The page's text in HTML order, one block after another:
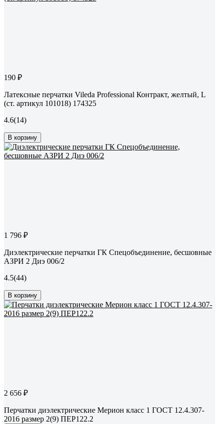
190 ₽
Латексные перчатки Vileda Professional Контракт, желтый, L
(ст. артикул 101018) 174325
4.6(14)
В корзину
1 796 ₽
Диэлектрические перчатки ГК Спецобъединение, бесшовные
АЗРИ 2 Диэ 006/2
4.5(44)
В корзину
2 656 ₽
Перчатки диэлектрические Мерион класс 1 ГОСТ 12.4.307-
2016 размер 2(9) ПЕР122.2